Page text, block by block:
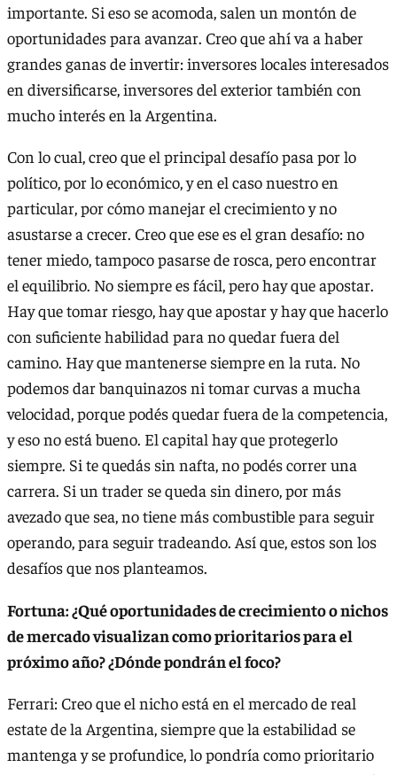
importante. Si eso se acomoda, salen un montón de
oportunidades para avanzar. Creo que ahí va a haber
grandes ganas de invertir: inversores locales interesados
en diversificarse, inversores del exterior también con
mucho interés en la Argentina.
Con lo cual, creo que el principal desafío pasa por lo
político, por lo económico, y en el caso nuestro en
particular, por cómo manejar el crecimiento y no
asustarse a crecer. Creo que ese es el gran desafío: no
tener miedo, tampoco pasarse de rosca, pero encontrar
el equilibrio. No siempre es fácil, pero hay que apostar.
Hay que tomar riesgo, hay que apostar y hay que hacerlo
con suficiente habilidad para no quedar fuera del
camino. Hay que mantenerse siempre en la ruta. No
podemos dar banquinazos ni tomar curvas a mucha
velocidad, porque podés quedar fuera de la competencia,
y eso no está bueno. El capital hay que protegerlo
siempre. Si te quedás sin nafta, no podés correr una
carrera. Si un trader se queda sin dinero, por más
avezado que sea, no tiene más combustible para seguir
operando, para seguir tradeando. Así que, estos son los
desafíos que nos planteamos.
Fortuna: ¿Qué oportunidades de crecimiento o nichos
de mercado visualizan como prioritarios para el
próximo año? ¿Dónde pondrán el foco?
Ferrari: Creo que el nicho está en el mercado de real
estate de la Argentina, siempre que la estabilidad se
mantenga y se profundice, lo pondría como prioritario